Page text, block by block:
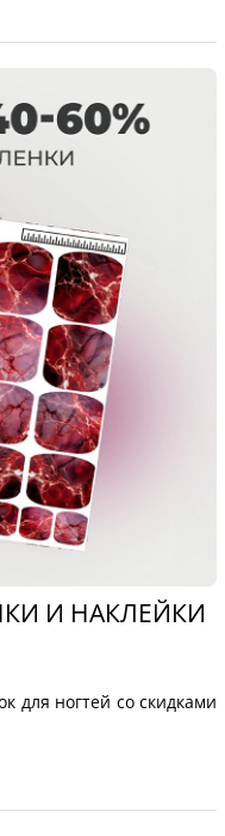
И НАКЛЕЙКИ
для ногтей со скидками